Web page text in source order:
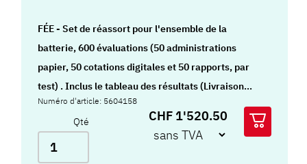
FÉE - Set de réassort pour l'ensemble de la
batterie, 600 évaluations (50 administrations
papier, 50 cotations digitales et 50 rapports, par
test) . Inclus le tableau des résultats (Livraison
matériel 15kg env.)
Numéro d'article: 5604158
Qté CHF 1'520.50